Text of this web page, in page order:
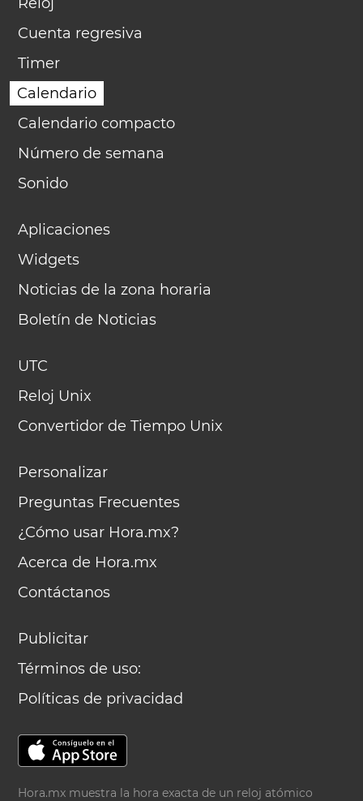
Cuenta regresiva
Timer
Calendario
Calendario compacto
Número de semana
Sonido
Aplicaciones
Widgets
Noticias de la zona horaria
Boletín de Noticias
UTC
Reloj Unix
Convertidor de Tiempo Unix
Personalizar
Preguntas Frecuentes
¿Cómo usar Hora.mx?
Acerca de Hora.mx
Contáctanos
Publicitar
Términos de uso:
Políticas de privacidad
Hora.mx muestra la hora exacta de un reloj atómico